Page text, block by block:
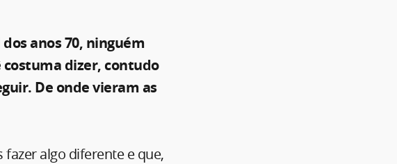
anos 70, ninguém
costuma dizer, contudo
De onde vieram as
algo diferente e que,